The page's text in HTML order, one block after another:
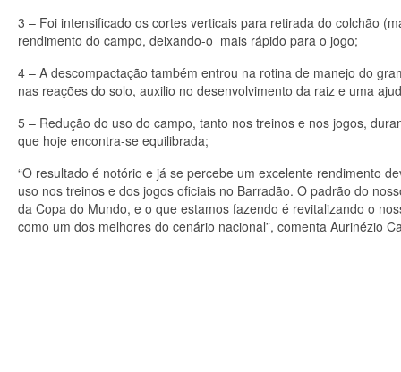
3 – Foi intensificado os cortes verticais para retirada do colchão
rendimento do campo, deixando-o mais rápido para o jogo;
4 – A descompactação também entrou na rotina de manejo do
nas reações do solo, auxilio no desenvolvimento da raiz e uma
5 – Redução do uso do campo, tanto nos treinos e nos jogos,
que hoje encontra-se equilibrada;
“O resultado é notório e já se percebe um excelente rendimento
uso nos treinos e dos jogos oficiais no Barradão. O padrão do
da Copa do Mundo, e o que estamos fazendo é revitalizando o
como um dos melhores do cenário nacional”, comenta Aurinézio